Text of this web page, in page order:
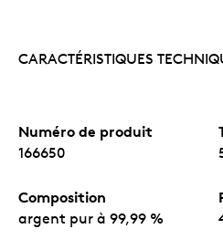
CARACTÉRISTIQUES
Numéro de produit
166650
Composition
argent pur à 99,99 %